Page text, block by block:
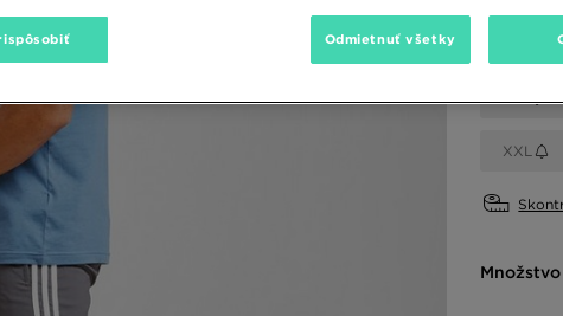
Vybrať
XXL
Množstvo
Odmietnuť všetky